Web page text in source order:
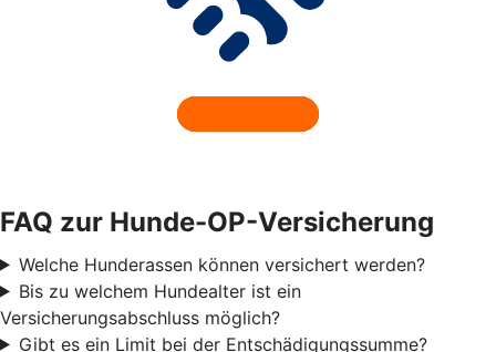
FAQ zur Hunde-OP-Versicherung
Welche Hunderassen können versichert werden?
Bis zu welchem Hundealter ist ein
Versicherungsabschluss möglich?
Gibt es ein Limit bei der Entschädigungssumme?